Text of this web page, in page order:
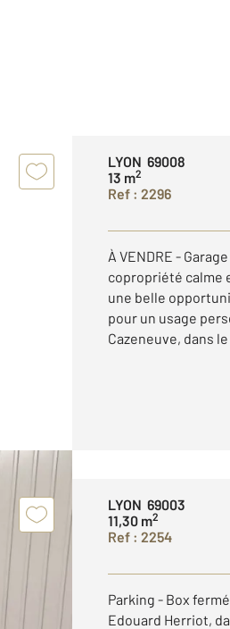
LYON 69008
13 m2
Ref : 2296
À VENDRE -
copropriété calme
une belle
pour un usage
Cazeneuve, dans le
LYON 69003
11,30 m2
Ref : 2254
Parking - Box
Edouard Herriot,